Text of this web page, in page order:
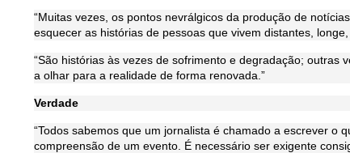
“Muitas vezes, os pontos nevrálgicos da produção de
esquecer as histórias de pessoas que vivem distantes,
“São histórias às vezes de sofrimento e degradação;
a olhar para a realidade de forma renovada.”
Verdade
“Todos sabemos que um jornalista é chamado a escrever o
compreensão de um evento. É necessário ser exigente